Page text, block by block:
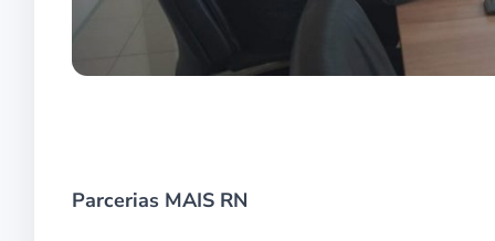
Parcerias MAIS RN